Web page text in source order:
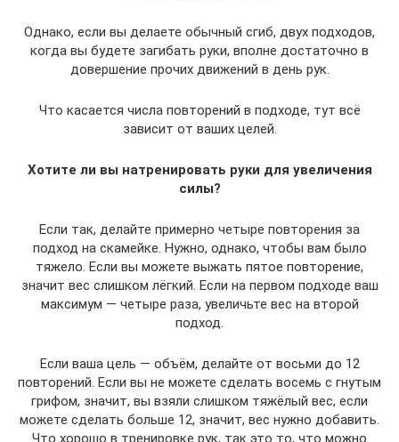
Однако, если вы делаете обычный сгиб, двух подходов,
когда вы будете загибать руки, вполне достаточно в
довершение прочих движений в день рук.
Что касается числа повторений в подходе, тут всё
зависит от ваших целей.
Хотите ли вы натренировать руки для увеличения
силы?
Если так, делайте примерно четыре повторения за
подход на скамейке. Нужно, однако, чтобы вам было
тяжело. Если вы можете выжать пятое повторение,
значит вес слишком лёгкий. Если на первом подходе ваш
максимум — четыре раза, увеличьте вес на второй
подход.
Если ваша цель — объём, делайте от восьми до 12
повторений. Если вы не можете сделать восемь с гнутым
грифом, значит, вы взяли слишком тяжёлый вес, если
можете сделать больше 12, значит, вес нужно добавить.
Что хорошо в тренировке рук, так это то, что можно